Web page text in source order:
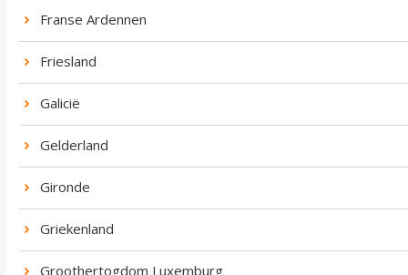
Franse Ardennen
Friesland
Galicië
Gelderland
Gironde
Griekenland
Groothertogdom Luxemburg